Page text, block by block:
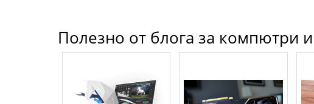
Полезно от блога за компютри